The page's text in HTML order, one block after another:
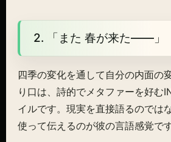
2. 「また 春が来た——」
四季の変化を通して自分の内面の
り口は、詩的でメタファーを好む
イルです。現実を直接語るのでは
使って伝えるのが彼の言語感覚です